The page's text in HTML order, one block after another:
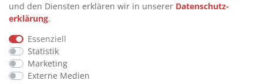
>
WIDERRUFSFORMULAR
IMPRESSUM
>
DATENSCHUTZERKLÄRUNG
>
AGB
>
KONTAKT
und den Diensten erklären wir in unserer Daten­schutz­
erklärung.
Essenziell
Statistik
Marketing
Externe Medien